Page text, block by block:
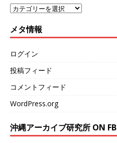
メタ情報
ログイン
投稿フィード
コメントフィード
WordPress.org
沖縄アーカイブ研究所 ON FB